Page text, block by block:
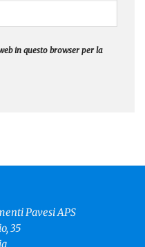
in questo browser per la
Pavesi APS
35